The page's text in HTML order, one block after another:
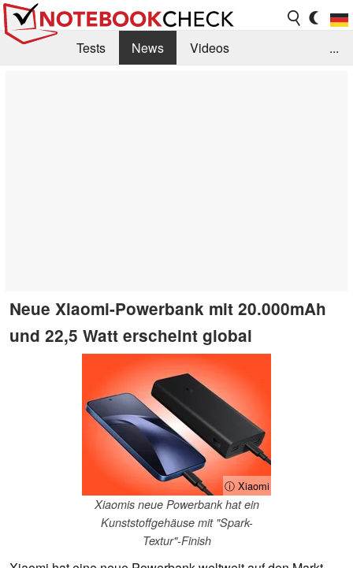
Tests News
Videos
...
Neue Xiaomi-Powerbank mit 20.000mAh
und 22,5 Watt erscheint global
ⓘ Xiaomi
Xiaomis neue Powerbank hat ein
Kunststoffgehäuse mit "Spark-
Textur"-Finish